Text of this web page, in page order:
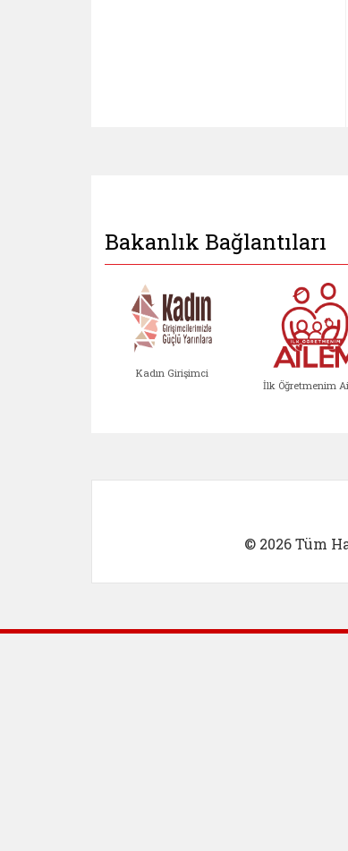
Bakanlık Bağlantıları
Kadın Girişimci
İlk Öğretmenim
© 2026 Tüm